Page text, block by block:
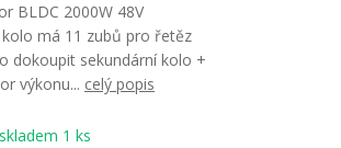
BLDC 2000W 48V
má 11 zubů pro řetěz
dokoupit sekundární kolo +
výkonu... celý popis
skladem 1 ks